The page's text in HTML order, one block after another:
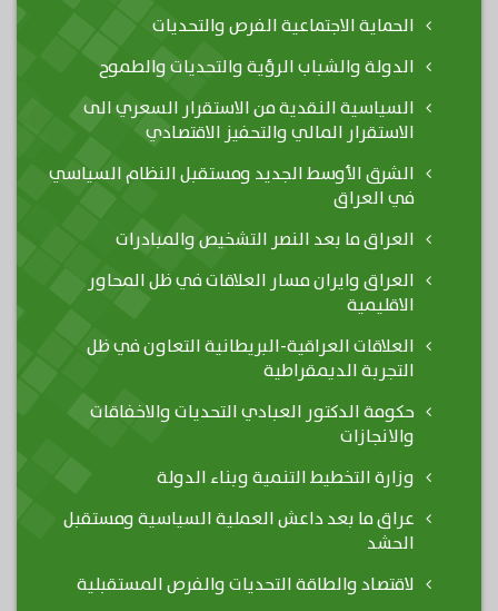
الحماية الاجتماعية الفرص والتحديات
الدولة والشباب الرؤية والتحديات والطموح
السياسية النقدية من الاستقرار السعري الى
الاستقرار المالي والتحفيز الاقتصادي
الشرق الأوسط الجديد ومستقبل النظام السياسي
في العراق
العراق ما بعد النصر التشخيص والمبادرات
العراق وايران مسار العلاقات في ظل المحاور
الاقليمية
العلاقات العراقية-البريطانية التعاون في ظل
التجربة الديمقراطية
حكومة الدكتور العبادي التحديات والاخفاقات
والانجازات
وزارة التخطيط التنمية وبناء الدولة
عراق ما بعد داعش العملية السياسية ومستقبل
الحشد
لاقتصاد والطاقة التحديات والفرص المستقبلية